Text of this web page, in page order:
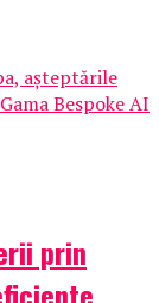
așteptările
Bespoke AI
prin